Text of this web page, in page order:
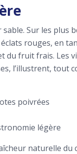
Sur les plus
rouges, en
du fruit frais. Les
l’illustrent, tout
poivrées
légère
naturelle du